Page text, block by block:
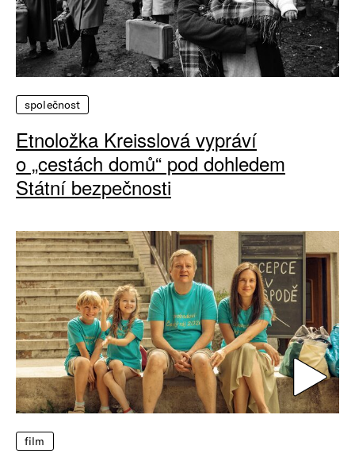
společnost
Etnoložka Kreisslová vypráví
o „cestách domů“ pod dohledem
Státní bezpečnosti
film